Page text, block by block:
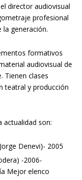
director audiovisual
profesional
generación.
formativos
audiovisual de
Tienen clases
teatral y producción
actualidad son:
Denevi)- 2005
-2006-
Mejor elenco